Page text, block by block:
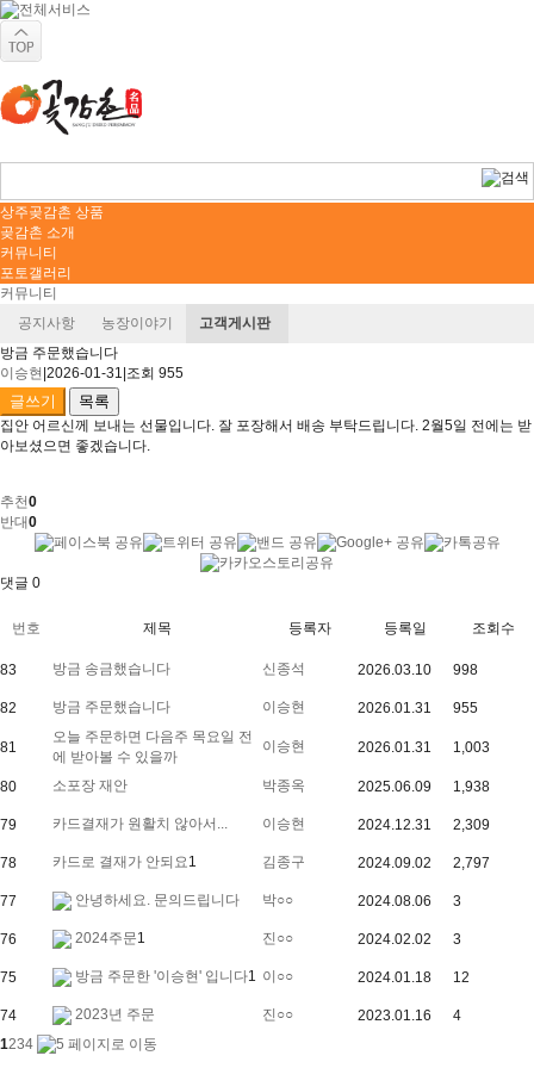
상주곶감촌 상품
곶감촌 소개
커뮤니티
포토갤러리
커뮤니티
공지사항
농장이야기
고객게시판
방금 주문했습니다
이승현 |2026-01-31|조회 955
글쓰기 목록
집안 어르신께 보내는 선물입니다. 잘 포장해서 배송 부탁드립니다. 2월5일 전에는 받
아보셨으면 좋겠습니다.
추천0
반대0
댓글 0
번호 제목 등록자 등록일 조회수
83 방금 송금했습니다 신종석 2026.03.10 998
82 방금 주문했습니다 이승현 2026.01.31 955
81
오늘 주문하면 다음주 목요일 전
에 받아볼 수 있을까
이승현 2026.01.31 1,003
80 소포장 재안 박종옥 2025.06.09 1,938
79 카드결재가 원활치 않아서... 이승현 2024.12.31 2,309
78 카드로 결재가 안되요1 김종구 2024.09.02 2,797
77 안녕하세요. 문의드립니다 박○○ 2024.08.06 3
76 2024주문1 진○○ 2024.02.02 3
75 방금 주문한 '이승현' 입니다1 이○○ 2024.01.18 12
74 2023년 주문 진○○ 2023.01.16
4
1234